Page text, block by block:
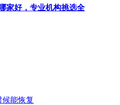
家好，专业机构挑选全
能恢复